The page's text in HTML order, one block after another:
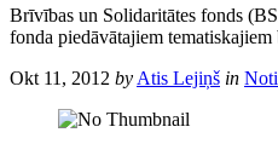
Brīvības un Solidaritātes fonds
fonda piedāvātajiem
Okt 11, 2012 by Atis Lejiņš in